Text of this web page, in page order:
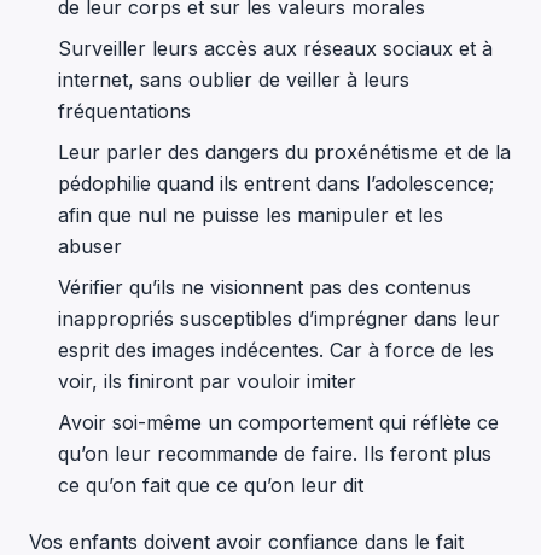
de leur corps et sur les valeurs morales
Surveiller leurs accès aux réseaux sociaux et à
internet, sans oublier de veiller à leurs
fréquentations
Leur parler des dangers du proxénétisme et de la
pédophilie quand ils entrent dans l’adolescence;
afin que nul ne puisse les manipuler et les
abuser
Vérifier qu’ils ne visionnent pas des contenus
inappropriés susceptibles d’imprégner dans leur
esprit des images indécentes. Car à force de les
voir, ils finiront par vouloir imiter
Avoir soi-même un comportement qui réflète ce
qu’on leur recommande de faire. Ils feront plus
ce qu’on fait que ce qu’on leur dit
Vos enfants doivent avoir confiance dans le fait